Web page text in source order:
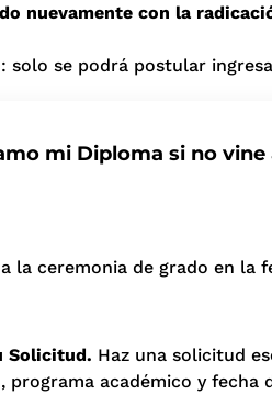
nuevamente con la
solo se podrá postular
mi Diploma si no vine
la ceremonia de grado en la
Solicitud. Haz una solicitud
programa académico y fecha